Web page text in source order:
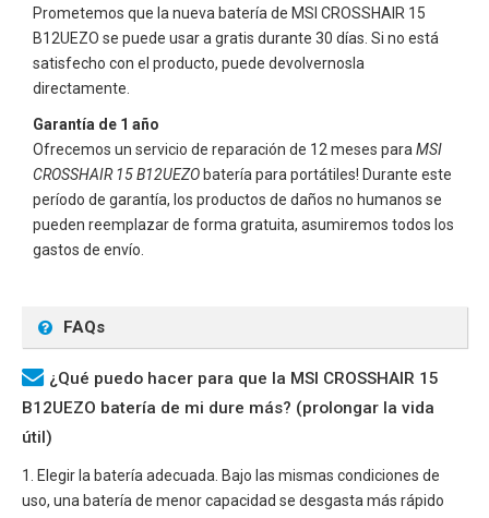
Prometemos que la nueva batería de MSI CROSSHAIR 15
B12UEZO se puede usar a gratis durante 30 días. Si no está
satisfecho con el producto, puede devolvernosla
directamente.
Garantía de 1 año
Ofrecemos un servicio de reparación de 12 meses para MSI
CROSSHAIR 15 B12UEZO batería para portátiles! Durante este
período de garantía, los productos de daños no humanos se
pueden reemplazar de forma gratuita, asumiremos todos los
gastos de envío.
FAQs
¿Qué puedo hacer para que la MSI CROSSHAIR 15
B12UEZO batería de mi dure más? (prolongar la vida
útil)
1. Elegir la batería adecuada. Bajo las mismas condiciones de
uso, una batería de menor capacidad se desgasta más rápido